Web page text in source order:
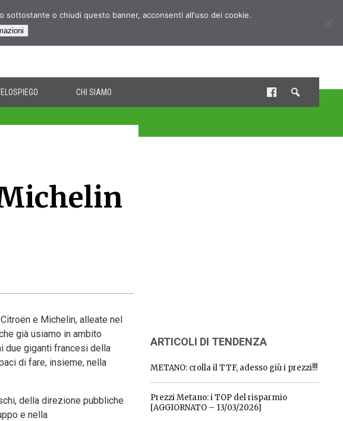
CHI SIAMO
e Michelin, alleate nel
già usiamo in ambito
due giganti francesi della
di fare, insieme, nella
della direzione pubbliche
e nella
ARTICOLI DI TENDENZA
METANO: crolla il TTF, adesso giù i prezzi!!!
Prezzi Metano: i TOP del risparmio
[AGGIORNATO – 13/03/2026]
sottostante o chiudi questo banner, acconsenti all'uso dei cookie.